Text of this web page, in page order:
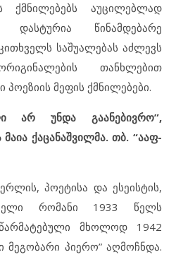
აუცილებლად
დასტურია წინამდებარე
საშუალებას აძლევს
თანხლებით
მეფის ქმნილებები.
არ უნდა გაანებივრო”,
ქაცანაშვილმა. თბ. “ააფ-
პოეტისა და ესეისტის,
რომანი 1933 წელს
მხოლოდ 1942
მეგობარი პიერო” აღმოჩნდა.